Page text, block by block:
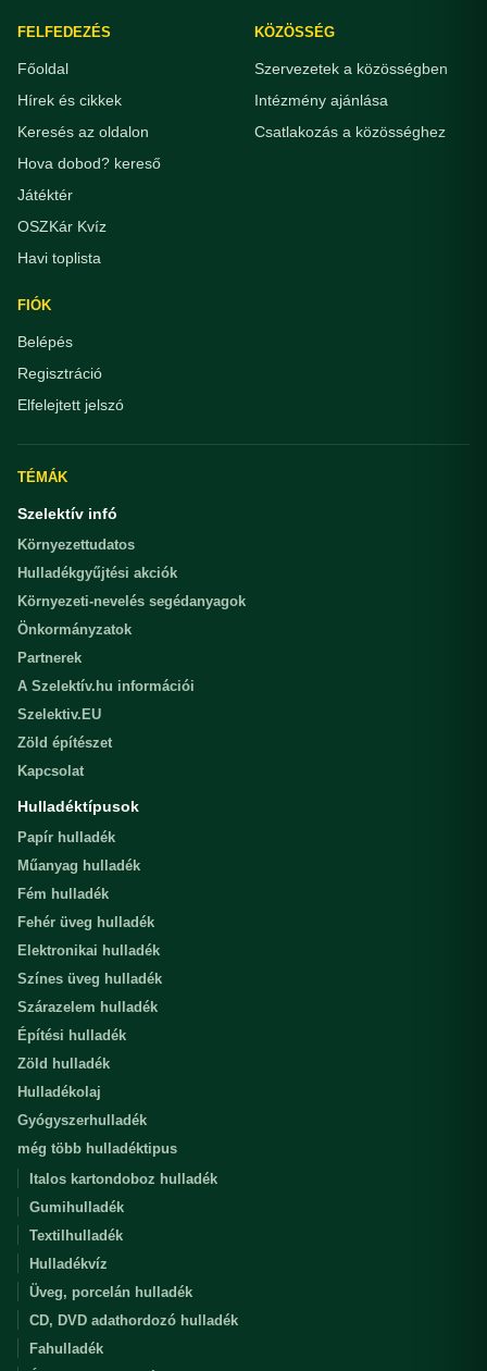
FELFEDEZÉS
Főoldal
Hírek és cikkek
Keresés az oldalon
Hova dobod? kereső
Játéktér
OSZKár Kvíz
Havi toplista
KÖZÖSSÉG
Szervezetek a közösségben
Intézmény ajánlása
Csatlakozás a közösséghez
FIÓK
Belépés
Regisztráció
Elfelejtett jelszó
TÉMÁK
Szelektív infó
Környezettudatos
Hulladékgyűjtési akciók
Környezeti-nevelés segédanyagok
Önkormányzatok
Partnerek
A Szelektív.hu információi
Szelektiv.EU
Zöld építészet
Kapcsolat
Hulladéktípusok
Papír hulladék
Műanyag hulladék
Fém hulladék
Fehér üveg hulladék
Elektronikai hulladék
Színes üveg hulladék
Szárazelem hulladék
Építési hulladék
Zöld hulladék
Hulladékolaj
Gyógyszerhulladék
még több hulladéktipus
Italos kartondoboz hulladék
Gumihulladék
Textilhulladék
Hulladékvíz
Üveg, porcelán hulladék
CD, DVD adathordozó hulladék
Fahulladék